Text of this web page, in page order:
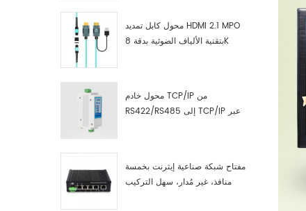
محول كابل تمديد HDMI 2.1 MPO
بتقنية الألياف الضوئية بدقة 8K
محول خادم TCP/IP من
RS422/RS485 إلى TCP/IP عبر
مفتاح شبكة صناعية إيثرنت بخمسة
منافذ، غير مُدار، سهل التركيب